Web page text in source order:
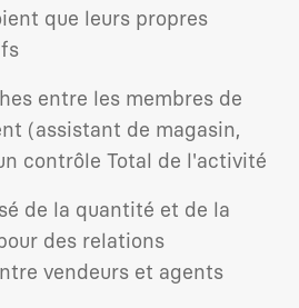
que leurs propres
entre les membres de
(assistant de magasin,
contrôle Total de l'activité
de la quantité et de la
des relations
vendeurs et agents